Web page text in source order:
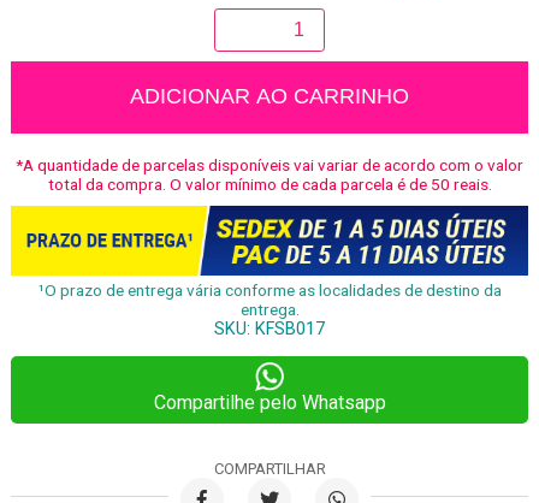
Boia
Flamingo
Ring
quantidade
ADICIONAR AO CARRINHO
*A quantidade de parcelas disponíveis vai variar de acordo com o valor
total da compra. O valor mínimo de cada parcela é de 50 reais.
¹O prazo de entrega vária conforme as localidades de destino da
entrega.
SKU: KFSB017
Compartilhe pelo Whatsapp
COMPARTILHAR